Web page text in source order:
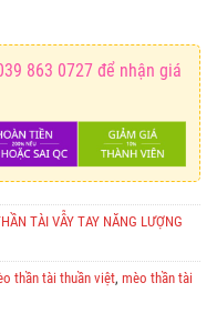
863 0727 để nhận giá
TÀI VẪY TAY NĂNG LƯỢNG
thần tài thuần việt, mèo thần tài